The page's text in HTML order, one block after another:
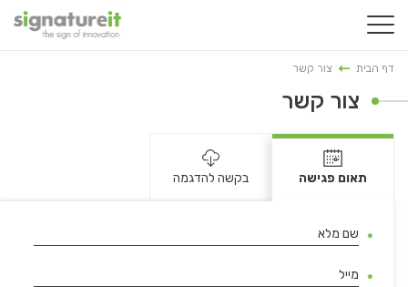
דף הבית צור קשר
צור קשר
תאום פגישה בקשה להדגמה
שם מלא
מייל